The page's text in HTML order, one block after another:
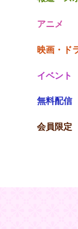
アニメ
映画・ド
イベント
無料配信
会員限定